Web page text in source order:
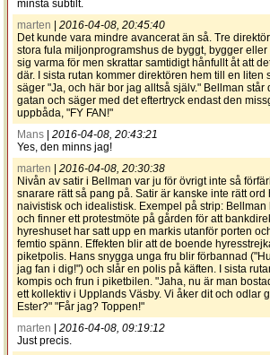
minsta subtilt.
marten
2016-04-08, 20:45:40
Det kunde vara mindre avancerat än så. Tre
stora fula miljonprogramshus de byggt, bygger
sig varma för men skrattar samtidigt hånfullt åt att
där. I sista rutan kommer direktören hem till en liten
säger "Ja, och här bor jag alltså själv." Bellman
gatan och säger med det eftertryck endast den
uppbåda, "FY FAN!"
Mans
2016-04-08, 20:43:21
Yes, den minns jag!
marten
2016-04-08, 20:30:38
Nivån av satir i Bellman var ju för övrigt inte så
snarare rätt så pang på. Satir är kanske inte rätt
naivistisk och idealistisk. Exempel på strip:
och finner ett protestmöte på gården för att
hyreshuset har satt upp en markis utanför porten
femtio spänn. Effekten blir att de boende
piketpolis. Hans snygga unga fru blir förbannad
jag fan i dig!") och slår en polis på käften. I sista
kompis och frun i piketbilen. "Jaha, nu är man
ett kollektiv i Upplands Väsby. Vi åker dit och odlar
Ester?" "Får jag? Toppen!"
marten
2016-04-08, 09:19:12
Just precis.